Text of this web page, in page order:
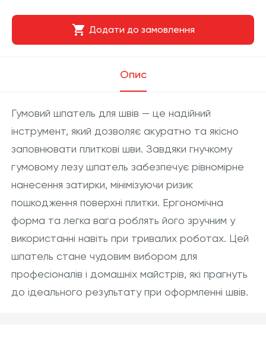
Додати до замовлення
Опис
Гумовий шпатель для швів — це надійний
інструмент, який дозволяє акуратно та якісно
заповнювати плиткові шви. Завдяки гнучкому
гумовому лезу шпатель забезпечує рівномірне
нанесення затирки, мінімізуючи ризик
пошкодження поверхні плитки. Ергономічна
форма та легка вага роблять його зручним у
використанні навіть при тривалих роботах. Цей
шпатель стане чудовим вибором для
професіоналів і домашніх майстрів, які прагнуть
до ідеального результату при оформленні швів.